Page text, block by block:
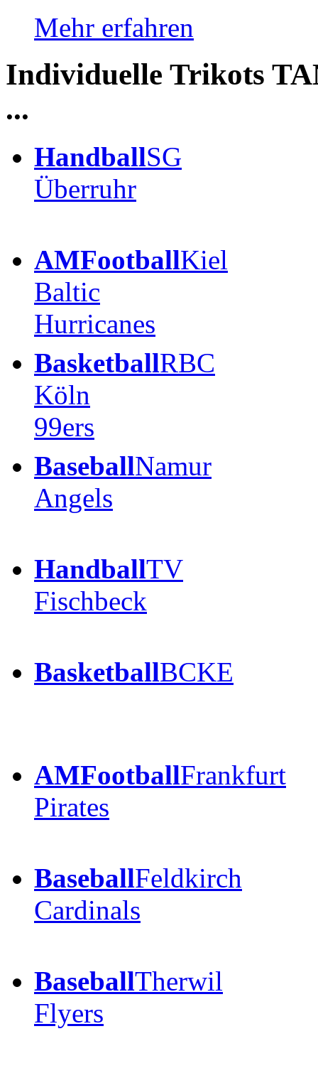
Mehr erfahren
Individuelle Trikots
...
HandballSG
Überruhr
AMFootballKiel
Baltic
Hurricanes
BasketballRBC
Köln
99ers
BaseballNamur
Angels
HandballTV
Fischbeck
BasketballBCKE
AMFootballFrankfurt
Pirates
BaseballFeldkirch
Cardinals
BaseballTherwil
Flyers